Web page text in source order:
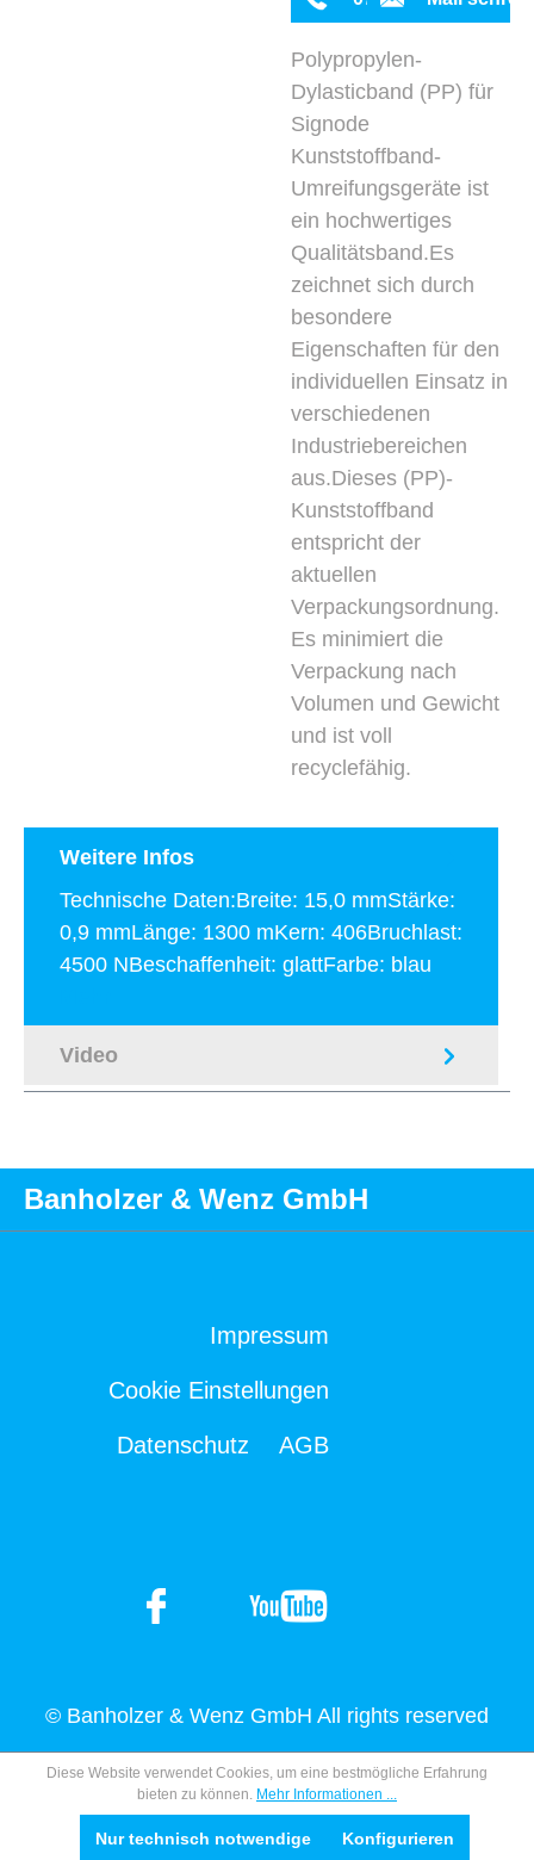
Polypropylen-
Dylasticband (PP) für
Signode
Kunststoffband-
Umreifungsgeräte ist
ein hochwertiges
Qualitätsband.Es
zeichnet sich durch
besondere
Eigenschaften für den
individuellen Einsatz in
verschiedenen
Industriebereichen
aus.Dieses (PP)-
Kunststoffband
entspricht der
aktuellen
Verpackungsordnung.
Es minimiert die
Verpackung nach
Volumen und Gewicht
und ist voll
recyclefähig.
Weitere Infos
Technische Daten:Breite: 15,0 mmStärke:
0,9 mmLänge: 1300 mKern: 406Bruchlast:
4500 NBeschaffenheit: glattFarbe: blau
Video
Banholzer & Wenz GmbH
Impressum
Cookie Einstellungen
Datenschutz AGB
© Banholzer & Wenz GmbH All rights reserved
Diese Website verwendet Cookies, um eine bestmögliche Erfahrung
bieten zu können. Mehr Informationen ...
Nur technisch notwendige Konfigurieren